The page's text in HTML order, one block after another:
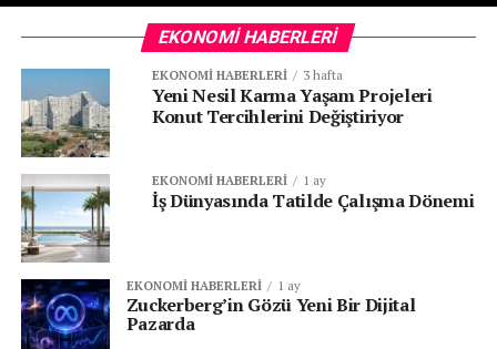
EKONOMI HABERLERI
EKONOMI HABERLERI 3 hafta
Yeni Nesil Karma Yaşam Projeleri
Konut Tercihlerini Değiştiriyor
EKONOMI HABERLERI 1 ay
İş Dünyasında Tatilde Çalışma Dönemi
EKONOMI HABERLERI 1 ay
Zuckerberg’in Gözü Yeni Bir Dijital
Pazarda